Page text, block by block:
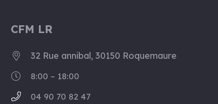
CFM LR
32 Rue annibal, 30150 Roquemaure
8:00 – 18:00
04 90 70 82 47